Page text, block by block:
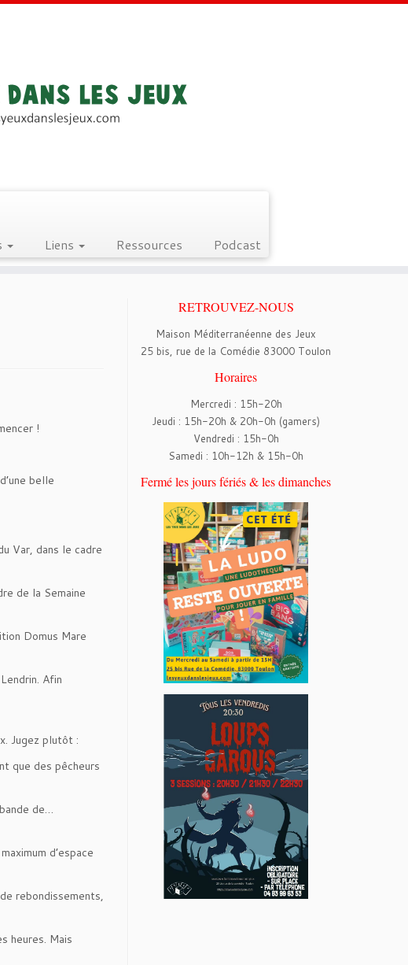
Liens Ressources Podcast
!
belle
Var, dans le cadre
de la Semaine
Domus Mare
Afin
Jugez plutôt :
que des pêcheurs
de…
d’espace
rebondissements,
heures. Mais
RETROUVEZ-NOUS
Maison Méditerranéenne des Jeux
25 bis, rue de la Comédie 83000 Toulon
Horaires
Mercredi : 15h-20h
Jeudi : 15h-20h & 20h-0h (gamers)
Vendredi : 15h-0h
Samedi : 10h-12h & 15h-0h
Fermé les jours fériés & les dimanches